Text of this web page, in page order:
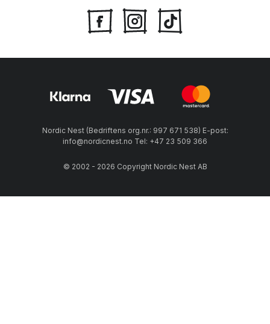
Nordic Nest (Bedriftens org.nr.: 997 671 538) E-post:
info@nordicnest.no Tel: +47 23 509 366
© 2002 - 2026 Copyright Nordic Nest AB